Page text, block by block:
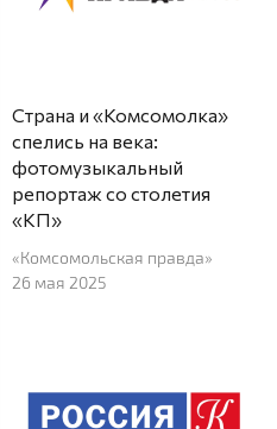
Страна и «Комсомолка»
спелись на века:
фотомузыкальный
репортаж со столетия
«КП»
«Комсомольская правда»
26 мая 2025